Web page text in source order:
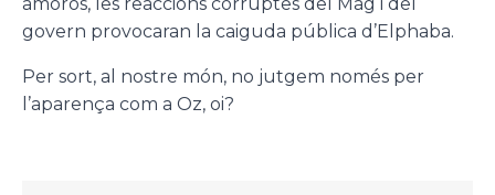
govern provocaran la caiguda pública d’Elphaba.
Per sort, al nostre món, no jutgem només per
l’aparença com a Oz, oi?